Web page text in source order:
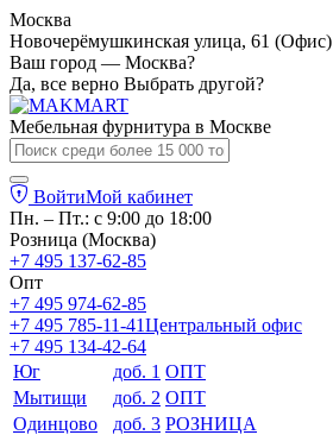
Москва
Новочерёмушкинская улица, 61 (Офис)
Ваш город — Москва?
Да, все верно Выбрать другой?
Мебельная фурнитура в Москве
ВойтиМой кабинет
Пн. – Пт.: с 9:00 до 18:00
Розница (Москва)
+7 495 137-62-85
Опт
+7 495 974-62-85
+7 495 785-11-41Центральный офис
+7 495 134-42-64
Юг
доб. 1 ОПТ
Мытищи
доб. 2 ОПТ
Одинцово
доб. 3 РОЗНИЦА